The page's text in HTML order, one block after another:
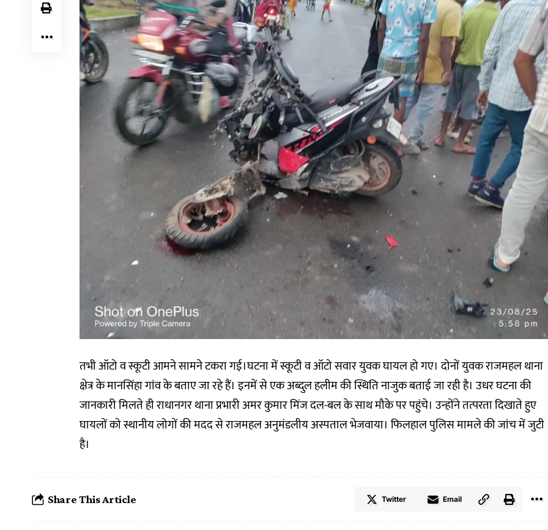
तभी ऑटो व स्कूटी आमने सामने टकरा गई।घटना में स्कूटी व ऑटो सवार युवक घायल हो गए। दोनों युवक राजमहल थाना
क्षेत्र के मानसिंहा गांव के बताए जा रहे हैं। इनमें से एक अब्दुल हलीम की स्थिति नाजुक बताई जा रही है। उधर घटना की
जानकारी मिलते ही राधानगर थाना प्रभारी अमर कुमार मिंज दल-बल के साथ मौके पर पहुंचे। उन्होंने तत्परता दिखाते हुए
घायलों को स्थानीय लोगों की मदद से राजमहल अनुमंडलीय अस्पताल भेजवाया। फिलहाल पुलिस मामले की जांच में जुटी
है।
Share This Article Twitter Email